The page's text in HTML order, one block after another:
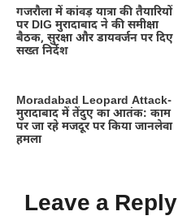
गजरौला में कांवड़ यात्रा की तैयारियों
पर DIG मुरादाबाद ने की समीक्षा
बैठक, सुरक्षा और डायवर्जन पर दिए
सख्त निर्देश
Moradabad Leopard Attack-
मुरादाबाद में तेंदुए का आतंक: काम
पर जा रहे मजदूर पर किया जानलेवा
हमला
Leave a Reply